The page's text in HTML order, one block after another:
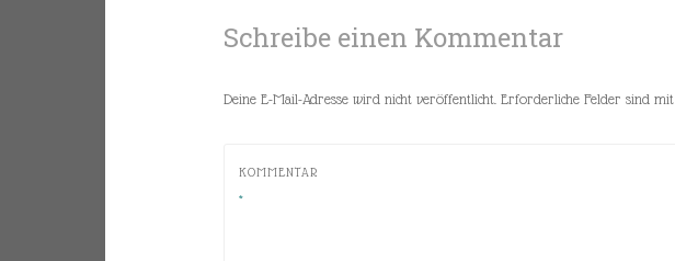
Schreibe einen Kommentar
Deine E-Mail-Adresse wird nicht veröffentlicht. Erforderliche Felder sind mit
KOMMENTAR
*